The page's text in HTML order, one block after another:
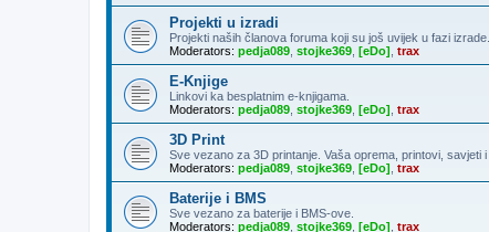
Projekti u izradi
Projekti naših članova foruma koji su još uvijek u fazi izrade.
Moderators: pedja089 stojke369 [eDo] trax
E-Knjige
Linkovi ka besplatnim e-knjigama.
Moderators: pedja089 stojke369 [eDo] trax
3D Print
Sve vezano za 3D printanje. Vaša oprema, printovi, savjeti i
Moderators: pedja089 stojke369 [eDo] trax
Baterije i BMS
Sve vezano za baterije i BMS-ove.
Moderators: pedja089 stojke369 [eDo] trax